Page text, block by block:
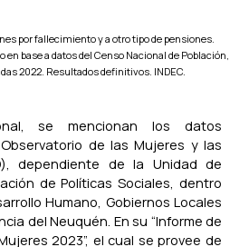
por fallecimiento y a otro tipo de pensiones.
en base a datos del Censo Nacional de Población,
2022. Resultados definitivos. INDEC.
se mencionan los datos
de las Mujeres y las
dependiente de la Unidad de
de Políticas Sociales, dentro
Humano, Gobiernos Locales
del Neuquén. En su “Informe de
2023”, el cual se provee de